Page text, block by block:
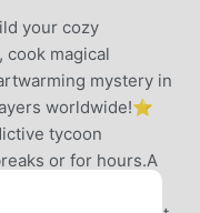
your cozy
cook magical
mystery in
worldwide!⭐
tycoon
or for hours.A
yokai and warm